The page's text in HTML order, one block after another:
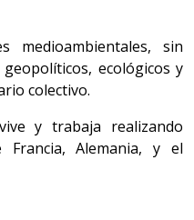
medioambientales, sin
ecológicos y
colectivo.
y trabaja realizando
Francia, Alemania, y el